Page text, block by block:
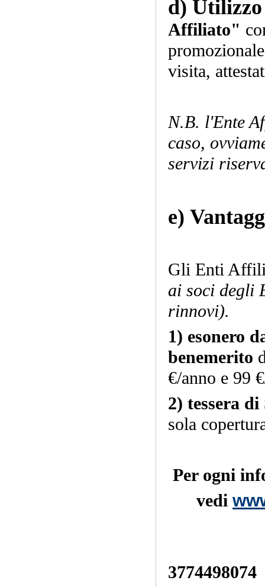
d)
Affiliato"
visita,
N.B. l'Ente
caso,
servizi
e)
Gli Enti
ai soci degli
rinnovi).
1) esonero
benemerito
€/anno e 99
2) tessera di
sola
Per ogni
vedi
3774498074